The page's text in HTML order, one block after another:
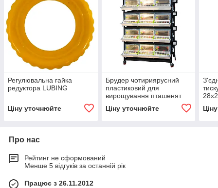
Регулювальна гайка
редуктора LUBING
Ціну уточнюйте
Брудер чотириярусний
пластиковий для
вирощування пташенят
Ціну уточнюйте
Про нас
Рейтинг не сформований
Менше 5 відгуків за останній рік
Працює з 26.11.2012